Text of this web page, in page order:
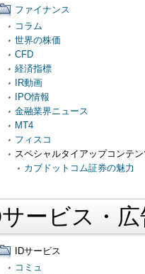
ファイナンス
コラム
世界の株価
CFD
経済指標
IR動画
IPO情報
金融業界ニュース
MT4
フィスコ
スペシャルタイアップコンテ
カブドットコム証券の魅力
ービス・
IDサービス
コミュ